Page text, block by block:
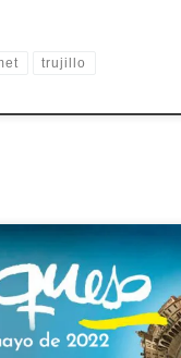
trujillo
Del 29 de abril al 2 de
Tres
están
de Origen
La Serena y Los